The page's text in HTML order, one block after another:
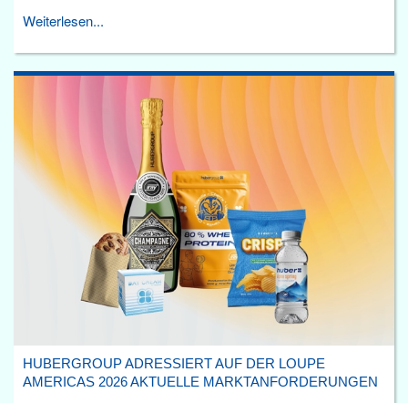
Weiterlesen...
HUBERGROUP ADRESSIERT AUF DER LOUPE
AMERICAS 2026 AKTUELLE MARKTANFORDERUNGEN